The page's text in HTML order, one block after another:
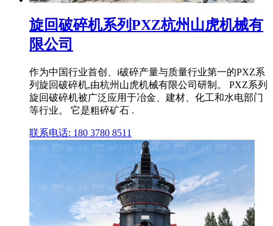
旋回破碎机系列PXZ杭州山虎机械有
限公司
作为中国行业首创、i破碎产量与质量行业第一的PXZ系
列旋回破碎机,由杭州山虎机械有限公司研制。 PXZ系列
旋回破碎机被广泛应用于冶金、建材、化工和水电部门
等行业。 它是粗碎矿石 .
联系电话: 180 3780 8511